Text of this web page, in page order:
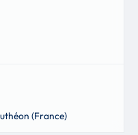
(France)